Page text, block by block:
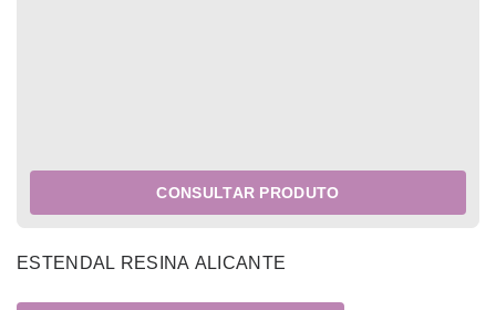
CONSULTAR PRODUTO
ESTENDAL RESINA ALICANTE